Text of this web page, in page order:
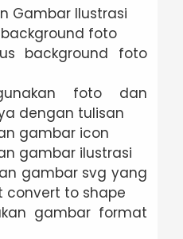
Gambar Ilustrasi
foto
background foto
foto dan
dengan tulisan
gambar icon
gambar ilustrasi
gambar svg yang
convert to shape
gambar format